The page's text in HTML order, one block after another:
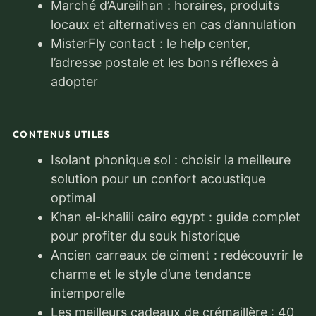
Marché d’Aureilhan : horaires, produits
locaux et alternatives en cas d’annulation
MisterFly contact : le help center,
l’adresse postale et les bons réflexes à
adopter
CONTENUS UTILES
Isolant phonique sol : choisir la meilleure
solution pour un confort acoustique
optimal
Khan el-khalili cairo egypt : guide complet
pour profiter du souk historique
Ancien carreaux de ciment : redécouvrir le
charme et le style d’une tendance
intemporelle
Les meilleurs cadeaux de crémaillère : 40